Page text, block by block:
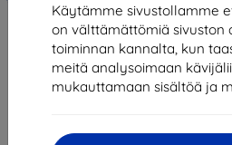
Käytämme sivustollamme
on välttämättömiä sivuston
toiminnan kannalta, kun
meitä analysoimaan
mukauttamaan sisältöä ja
21,90 €
19,70 €
Varastossa 4 kpl